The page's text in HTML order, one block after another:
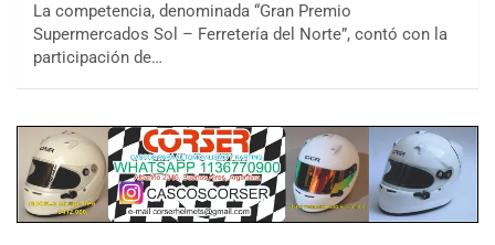
La competencia, denominada “Gran Premio
Supermercados Sol – Ferretería del Norte”, contó con la
participación de…